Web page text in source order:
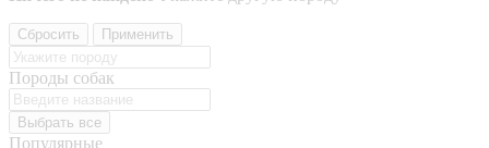
Сбросить Применить
Породы собак
Выбрать все
Популярные